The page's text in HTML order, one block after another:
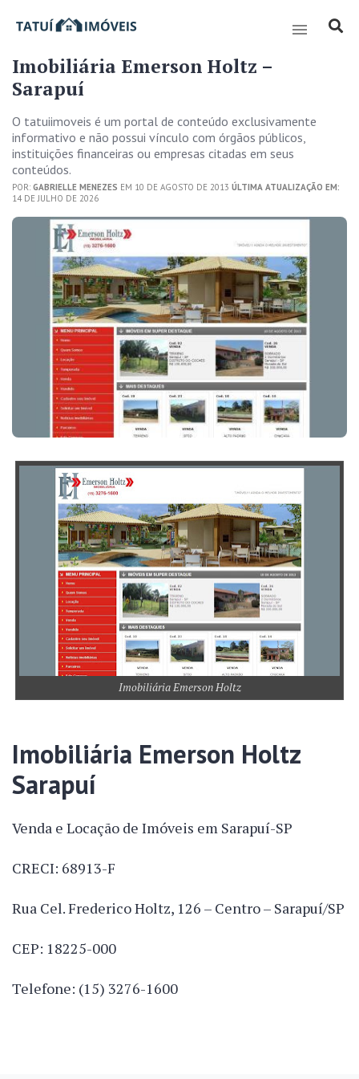
Imobiliária Emerson Holtz –
Sarapuí
O tatuiimoveis é um portal de conteúdo exclusivamente
informativo e não possui vínculo com órgãos públicos,
instituições financeiras ou empresas citadas em seus
conteúdos.
POR: GABRIELLE MENEZES EM 10 DE AGOSTO DE 2013 ÚLTIMA ATUALIZAÇÃO EM:
14 DE JULHO DE 2026
Imobiliária Emerson Holtz
Imobiliária Emerson Holtz
Sarapuí
Venda e Locação de Imóveis em Sarapuí-SP
CRECI: 68913-F
Rua Cel. Frederico Holtz, 126 – Centro – Sarapuí/SP
CEP: 18225-000
Telefone: (15) 3276-1600